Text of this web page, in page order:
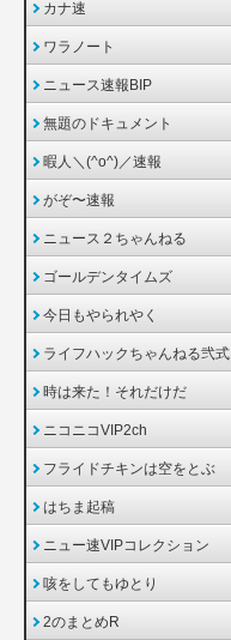
カナ速
ワラノート
ニュース速報BIP
無題のドキュメント
暇人＼(^o^)／速報
がぞ〜速報
ニュース２ちゃんねる
ゴールデンタイムズ
今日もやられやく
ライフハックちゃんねる弐式
時は来た！それだけだ
ニコニコVIP2ch
フライドチキンは空をとぶ
はちま起稿
ニュー速VIPコレクション
咳をしてもゆとり
2のまとめR